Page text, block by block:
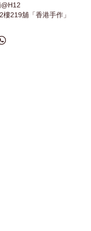
219舖「香港手作」